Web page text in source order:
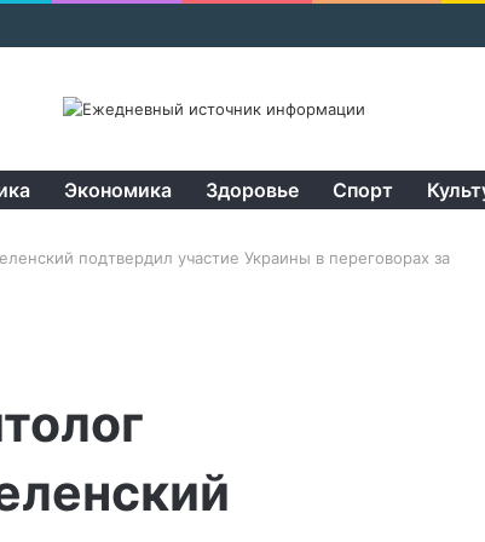
Экономика Здоровье Спорт
подтвердил участие Украины в переговорах за